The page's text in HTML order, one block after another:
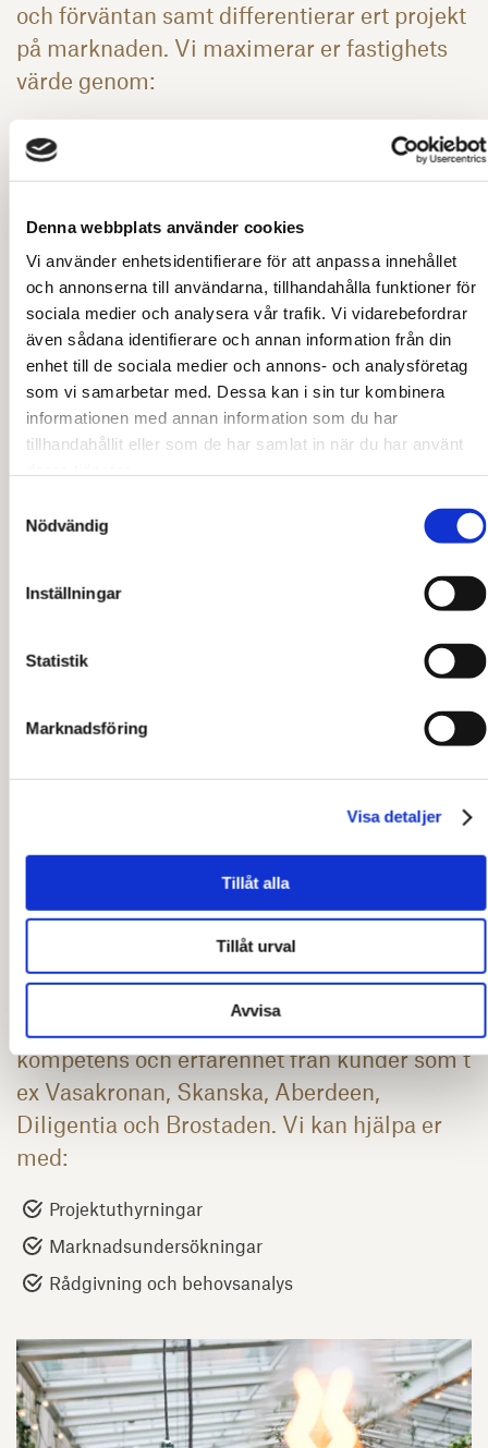
Denna webbplats använder cookies
Vi använder enhetsidentifierare för att anpassa innehållet
och annonserna till användarna, tillhandahålla funktioner för
sociala medier och analysera vår trafik. Vi vidarebefordrar
även sådana identifierare och annan information från din
enhet till de sociala medier och annons- och analysföretag
som vi samarbetar med. Dessa kan i sin tur kombinera
informationen med annan information som du har
tillhandahållit eller som de har samlat in när du har använt
Nödvändig
Inställningar
Statistik
Marknadsföring
Visa detaljer
Tillåt alla
Tillåt urval
Avvisa
och förväntan samt differentierar ert projekt
på marknaden. Vi maximerar er fastighets
värde genom:
marknadsmässiga förutsättningar.
säkerställa att projektet når målgruppen på bästa
möjliga sätt och att det är rätt produkt på rätt plats.
Ett Svefa team med stor kunskap om och
erfarenhet av fastigheter, marknaden och det
senaste trenderna om hur människor vill leva,
arbeta och bo.
Uthyrning
I samband med fastighetsutveckling,
transaktion eller som fristående tjänst
genomför vi förmedling och uthyrning av
kommersiella lokaler, som kontor, handel
och logistikanläggningar. Vi är med er
genom hela processen från start tills dess
att hyresgästen flyttat in och har omfattande
kompetens och erfarenhet från kunder som t
ex Vasakronan, Skanska, Aberdeen,
Diligentia och Brostaden. Vi kan hjälpa er
med:
Projektuthyrningar
Marknadsundersökningar
Rådgivning och behovsanalys